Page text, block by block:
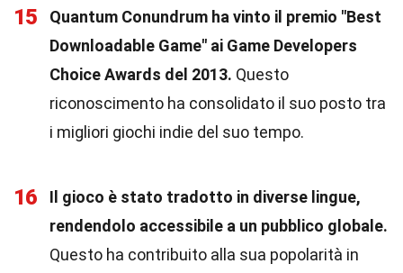
15
Quantum Conundrum ha vinto il premio "Best
Downloadable Game" ai Game Developers
Choice Awards del 2013. Questo
riconoscimento ha consolidato il suo posto tra
i migliori giochi indie del suo tempo.
16
Il gioco è stato tradotto in diverse lingue,
rendendolo accessibile a un pubblico globale.
Questo ha contribuito alla sua popolarità in